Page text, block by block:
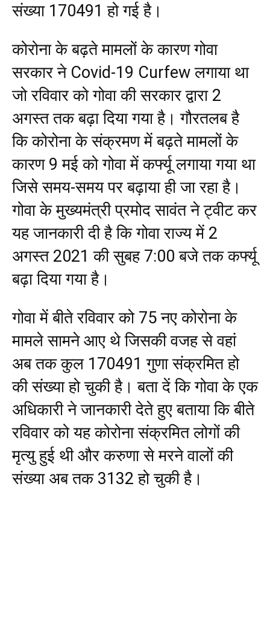
संख्या 170491 हो गई है।
कोरोना के बढ़ते मामलों के कारण गोवा
सरकार ने Covid-19 Curfew लगाया था
जो रविवार को गोवा की सरकार द्वारा 2
अगस्त तक बढ़ा दिया गया है। गौरतलब है
कि कोरोना के संक्रमण में बढ़ते मामलों के
कारण 9 मई को गोवा में कर्फ्यू लगाया गया था
जिसे समय-समय पर बढ़ाया ही जा रहा है।
गोवा के मुख्यमंत्री प्रमोद सावंत ने ट्वीट कर
यह जानकारी दी है कि गोवा राज्य में 2
अगस्त 2021 की सुबह 7:00 बजे तक कर्फ्यू
बढ़ा दिया गया है।
गोवा में बीते रविवार को 75 नए कोरोना के
मामले सामने आए थे जिसकी वजह से वहां
अब तक कुल 170491 गुणा संक्रमित हो
की संख्या हो चुकी है। बता दें कि गोवा के एक
अधिकारी ने जानकारी देते हुए बताया कि बीते
रविवार को यह कोरोना संक्रमित लोगों की
मृत्यु हुई थी और करुणा से मरने वालों की
संख्या अब तक 3132 हो चुकी है।